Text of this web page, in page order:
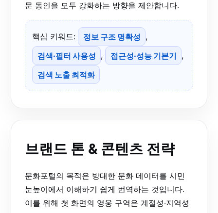
문 동인을 모두 강화하는 방향을 제안합니다.
핵심 키워드: 정보 구조 명확성 ,
검색·필터 사용성 , 접근성·성능 기본기 ,
검색 노출 최적화
브랜드 톤 & 콘텐츠 전략
문화포털의 목적은 방대한 문화 데이터를 시민
눈높이에서 이해하기 쉽게 번역하는 것입니다.
이를 위해 첫 화면의 영웅 구역은 계절성·지역성